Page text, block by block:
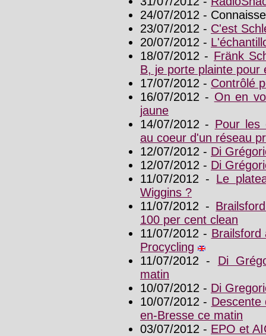
24/07/2012 -
23/07/2012 - C'est
20/07/2012 -
18/07/2012 - Fränk
B, je porte plainte pour
17/07/2012 - Contrôlé
16/07/2012 - On en
jaune
14/07/2012 - Pour les
au coeur d'un réseau
12/07/2012 - Di
12/07/2012 - Di
11/07/2012 - Le
Wiggins ?
11/07/2012 -
100 per cent clean
11/07/2012 - Brailsford
Procycling
11/07/2012 - Di
matin
10/07/2012 - Di
10/07/2012 - Descente
en-Bresse ce matin
03/07/2012 - EPO et